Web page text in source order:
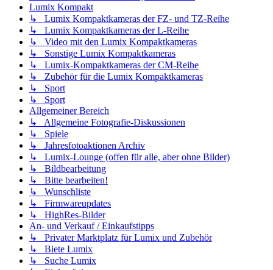
Lumix Kompakt
↳ Lumix Kompaktkameras der FZ- und TZ-Reihe
↳ Lumix Kompaktkameras der L-Reihe
↳ Video mit den Lumix Kompaktkameras
↳ Sonstige Lumix Kompaktkameras
↳ Lumix-Kompaktkameras der CM-Reihe
↳ Zubehör für die Lumix Kompaktkameras
↳ Sport
↳ Sport
Allgemeiner Bereich
↳ Allgemeine Fotografie-Diskussionen
↳ Spiele
↳ Jahresfotoaktionen Archiv
↳ Lumix-Lounge (offen für alle, aber ohne Bilder)
↳ Bildbearbeitung
↳ Bitte bearbeiten!
↳ Wunschliste
↳ Firmwareupdates
↳ HighRes-Bilder
An- und Verkauf / Einkaufstipps
↳ Privater Marktplatz für Lumix und Zubehör
↳ Biete Lumix
↳ Suche Lumix